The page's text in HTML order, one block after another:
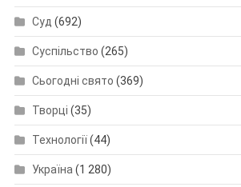
Суд (692)
Суспільство (265)
Сьогодні свято (369)
Творці (35)
Технології(44)
Україна (1 280)